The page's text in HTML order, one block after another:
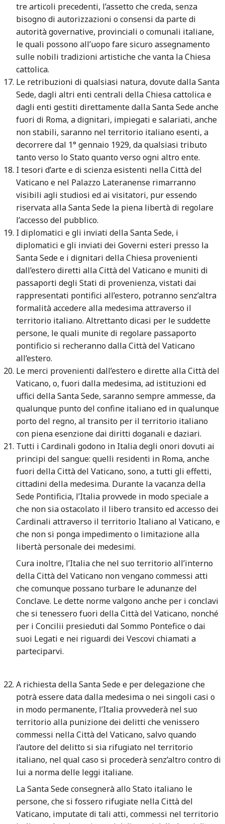
tre articoli precedenti, l’assetto che creda, senza
bisogno di autorizzazioni o consensi da parte di
autorità governative, provinciali o comunali italiane,
le quali possono all’uopo fare sicuro assegnamento
sulle nobili tradizioni artistiche che vanta la Chiesa
cattolica.
Le retribuzioni di qualsiasi natura, dovute dalla Santa
Sede, dagli altri enti centrali della Chiesa cattolica e
dagli enti gestiti direttamente dalla Santa Sede anche
fuori di Roma, a dignitari, impiegati e salariati, anche
non stabili, saranno nel territorio italiano esenti, a
decorrere dal 1° gennaio 1929, da qualsiasi tributo
tanto verso lo Stato quanto verso ogni altro ente.
I tesori d’arte e di scienza esistenti nella Città del
Vaticano e nel Palazzo Lateranense rimarranno
visibili agli studiosi ed ai visitatori, pur essendo
riservata alla Santa Sede la piena libertà di regolare
l’accesso del pubblico.
I diplomatici e gli inviati della Santa Sede, i
diplomatici e gli inviati dei Governi esteri presso la
Santa Sede e i dignitari della Chiesa provenienti
dall’estero diretti alla Città del Vaticano e muniti di
passaporti degli Stati di provenienza, vistati dai
rappresentati pontifici all’estero, potranno senz’altra
formalità accedere alla medesima attraverso il
territorio italiano. Altrettanto dicasi per le suddette
persone, le quali munite di regolare passaporto
pontificio si recheranno dalla Città del Vaticano
all’estero.
Le merci provenienti dall’estero e dirette alla Città del
Vaticano, o, fuori dalla medesima, ad istituzioni ed
uffici della Santa Sede, saranno sempre ammesse, da
qualunque punto del confine italiano ed in qualunque
porto del regno, al transito per il territorio italiano
con piena esenzione dai diritti doganali e daziari.
Tutti i Cardinali godono in Italia degli onori dovuti ai
principi del sangue: quelli residenti in Roma, anche
fuori della Città del Vaticano, sono, a tutti gli effetti,
cittadini della medesima. Durante la vacanza della
Sede Pontificia, l’Italia provvede in modo speciale a
che non sia ostacolato il libero transito ed accesso dei
Cardinali attraverso il territorio Italiano al Vaticano, e
che non si ponga impedimento o limitazione alla
libertà personale dei medesimi.
Cura inoltre, l’Italia che nel suo territorio all’interno
della Città del Vaticano non vengano commessi atti
che comunque possano turbare le adunanze del
Conclave. Le dette norme valgono anche per i conclavi
che si tenessero fuori della Città del Vaticano, nonché
per i Concilii presieduti dal Sommo Pontefice o dai
suoi Legati e nei riguardi dei Vescovi chiamati a
parteciparvi.
A richiesta della Santa Sede e per delegazione che
potrà essere data dalla medesima o nei singoli casi o
in modo permanente, l’Italia provvederà nel suo
territorio alla punizione dei delitti che venissero
commessi nella Città del Vaticano, salvo quando
l’autore del delitto si sia rifugiato nel territorio
italiano, nel qual caso si procederà senz’altro contro di
lui a norma delle leggi italiane.
La Santa Sede consegnerà allo Stato italiano le
persone, che si fossero rifugiate nella Città del
Vaticano, imputate di tali atti, commessi nel territorio